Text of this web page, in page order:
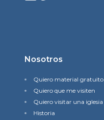
Nosotros
Quiero material gratuito
Quiero que me visiten
Quiero visitar una iglesia
Historia